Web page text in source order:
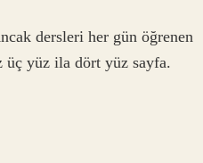
dersleri her gün öğrenen
üç yüz ila dört yüz sayfa.